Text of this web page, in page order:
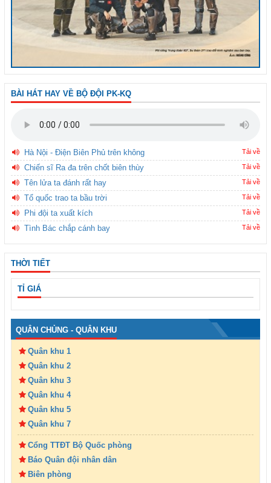
BÀI HÁT HAY VỀ BỘ ĐỘI PK-KQ
Hà Nội - Điện Biên Phủ trên không Tải về
Chiến sĩ Ra đa trên chốt biên thùy Tải về
Tên lửa ta đánh rất hay Tải về
Tổ quốc trao ta bầu trời Tải về
Phi đội ta xuất kích Tải về
Tình Bác chắp cánh bay Tải về
THỜI TIẾT
TỈ GIÁ
QUÂN CHỦNG - QUÂN KHU
Quân khu 1
Quân khu 2
Quân khu 3
Quân khu 4
Quân khu 5
Quân khu 7
Cổng TTĐT Bộ Quốc phòng
Báo Quân đội nhân dân
Biên phòng